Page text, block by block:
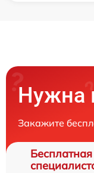
Нужна
Закажите